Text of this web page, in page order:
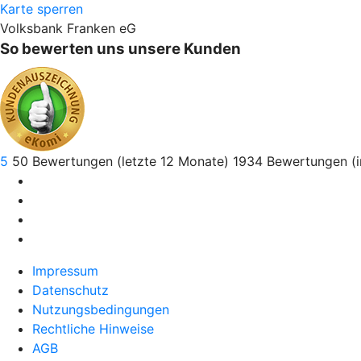
Karte sperren
Volksbank Franken eG
So bewerten uns unsere Kunden
5 50 Bewertungen (letzte 12 Monate) 1934 Bewertungen
Impressum
Datenschutz
Nutzungsbedingungen
Rechtliche Hinweise
AGB